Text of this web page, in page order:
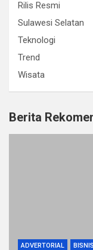
Rilis Resmi
Sulawesi Selatan
Teknologi
Trend
Wisata
Berita
ADVERTORIAL BISNIS